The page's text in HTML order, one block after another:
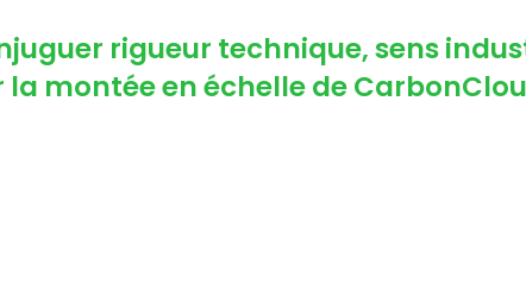
rigueur technique, sens
montée en échelle de